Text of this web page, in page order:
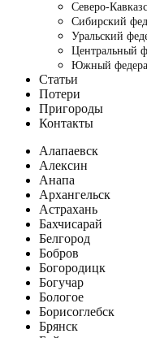
Северо-
Сибирский
Уральский
Центральный
Южный
Статьи
Потери
Пригороды
Контакты
Алапаевск
Алексин
Анапа
Архангельск
Астрахань
Бахчисарай
Белгород
Бобров
Богородицк
Богучар
Бологое
Борисоглебск
Брянск